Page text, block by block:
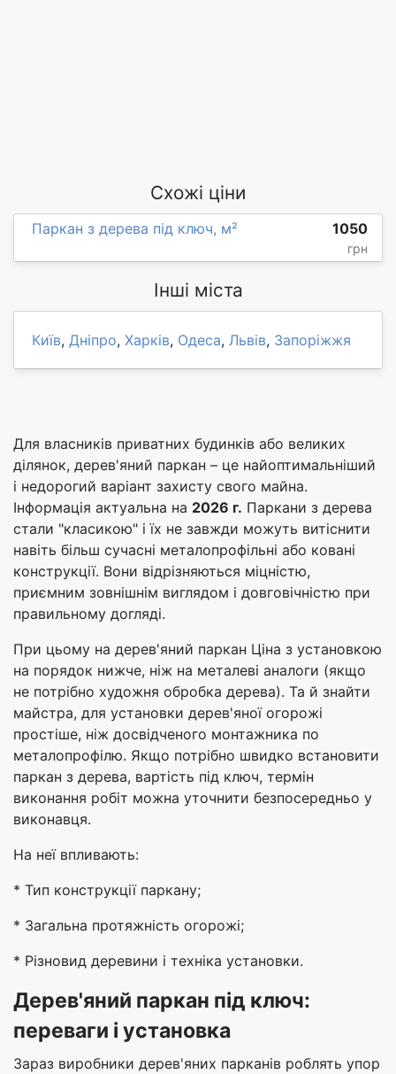
Схожі ціни
Паркан з дерева під ключ, м² 1050
грн
Інші міста
Київ, Дніпро, Харків, Одеса, Львів, Запоріжжя
Для власників приватних будинків або великих
ділянок, дерев'яний паркан – це найоптимальніший
і недорогий варіант захисту свого майна.
Інформація актуальна на 2026 г. Паркани з дерева
стали "класикою" і їх не завжди можуть витіснити
навіть більш сучасні металопрофільні або ковані
конструкції. Вони відрізняються міцністю,
приємним зовнішнім виглядом і довговічністю при
правильному догляді.
При цьому на дерев'яний паркан Ціна з установкою
на порядок нижче, ніж на металеві аналоги (якщо
не потрібно художня обробка дерева). Та й знайти
майстра, для установки дерев'яної огорожі
простіше, ніж досвідченого монтажника по
металопрофілю. Якщо потрібно швидко встановити
паркан з дерева, вартість під ключ, термін
виконання робіт можна уточнити безпосередньо у
виконавця.
На неї впливають:
* Тип конструкції паркану;
* Загальна протяжність огорожі;
* Різновид деревини і техніка установки.
Дерев'яний паркан під ключ:
переваги і установка
Зараз виробники дерев'яних парканів роблять упор